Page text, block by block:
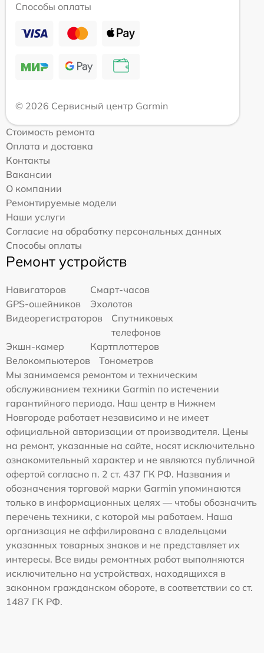
Способы оплаты
© 2026 Сервисный центр Garmin
Стоимость ремонта
Оплата и доставка
Контакты
Вакансии
О компании
Ремонтируемые модели
Наши услуги
Согласие на обработку персональных данных
Способы оплаты
Ремонт устройств
Навигаторов
Смарт-часов
GPS-ошейников
Эхолотов
Видеорегистраторов
Спутниковых
телефонов
Экшн-камер
Картплоттеров
Велокомпьютеров
Тонометров
Мы занимаемся ремонтом и техническим
обслуживанием техники Garmin по истечении
гарантийного периода. Наш центр в Нижнем
Новгороде работает независимо и не имеет
официальной авторизации от производителя. Цены
на ремонт, указанные на сайте, носят исключительно
ознакомительный характер и не являются публичной
офертой согласно п. 2 ст. 437 ГК РФ. Названия и
обозначения торговой марки Garmin упоминаются
только в информационных целях — чтобы обозначить
перечень техники, с которой мы работаем. Наша
организация не аффилирована с владельцами
указанных товарных знаков и не представляет их
интересы. Все виды ремонтных работ выполняются
исключительно на устройствах, находящихся в
законном гражданском обороте, в соответствии со ст.
1487 ГК РФ.